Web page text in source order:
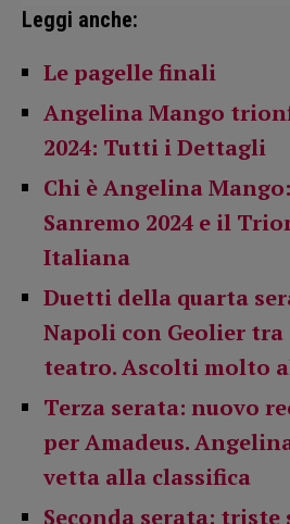
Leggi anche:
Le pagelle finali
Angelina Mango
2024: Tutti i Dettagli
Chi è Angelina
Sanremo 2024 e il
Italiana
Duetti della quarta
Napoli con Geolier
teatro. Ascolti molto
Terza serata: nuovo
per Amadeus.
vetta alla classifica
Seconda serata: